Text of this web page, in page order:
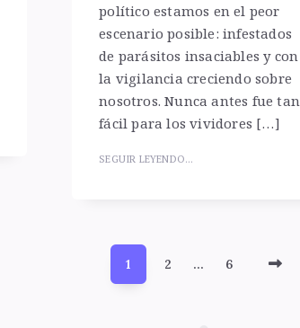
político estamos en el peor
escenario posible: infestados
de parásitos insaciables y con
la vigilancia creciendo sobre
nosotros. Nunca antes fue tan
fácil para los vividores […]
SEGUIR LEYENDO...
1 2 … 6 Older